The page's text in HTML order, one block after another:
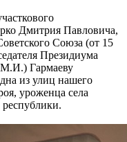
Дмитрия Павловича,
Союза (от 15
Президиума
Гармаеву
из улиц нашего
уроженца села